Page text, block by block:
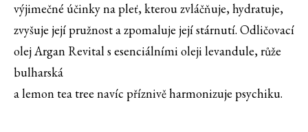
výjimečné účinky na pleť, kterou zvláčňuje, hydratuje,
zvyšuje její pružnost a zpomaluje její stárnutí. Odličovací
olej Argan Revital s esenciálními oleji levandule, růže
bulharská
a lemon tea tree navíc příznivě harmonizuje psychiku.